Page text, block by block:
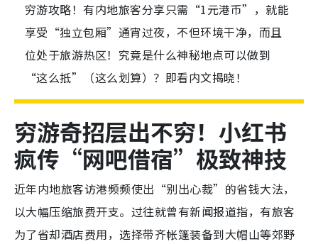
穷游攻略！有内地旅客分享只需“1元港币”，就能
享受“独立包厢”通宵过夜，不但环境干净，而且
位处于旅游热区！究竟是什么神秘地点可以做到
“这么抵”（这么划算）？即看内文揭晓！
穷游奇招层出不穷！小红书
疯传“网吧借宿”极致神技
近年内地旅客访港频频使出“别出心裁”的省钱大法，
以大幅压缩旅费开支。过往就曾有新闻报道指，有旅客
为了省却酒店费用，选择带齐帐篷装备到大帽山等郊野